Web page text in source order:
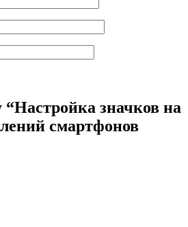
значков на
смартфонов